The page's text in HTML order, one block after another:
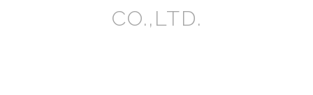
CO.,LTD.